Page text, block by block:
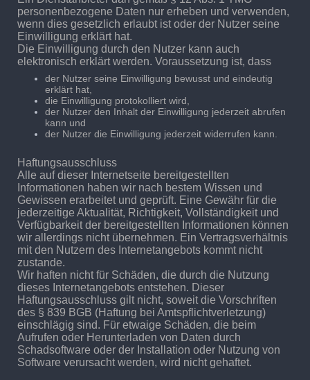
personenbezogene Daten nur erheben und verwenden,
wenn dies gesetzlich erlaubt ist oder der Nutzer seine
Einwilligung erklärt hat.
Die Einwilligung durch den Nutzer kann auch
elektronisch erklärt werden. Voraussetzung ist, dass
der Nutzer seine Einwilligung bewusst und eindeutig
erklärt hat,
die Einwilligung protokolliert wird,
der Nutzer den Inhalt der Einwilligung jederzeit abrufen
kann und
der Nutzer die Einwilligung jederzeit widerrufen kann.
Haftungsausschluss
Alle auf dieser Internetseite bereitgestellten
Informationen haben wir nach bestem Wissen und
Gewissen erarbeitet und geprüft. Eine Gewähr für die
jederzeitige Aktualität, Richtigkeit, Vollständigkeit und
Verfügbarkeit der bereitgestellten Informationen können
wir allerdings nicht übernehmen. Ein Vertragsverhältnis
mit den Nutzern des Internetangebots kommt nicht
zustande.
Wir haften nicht für Schäden, die durch die Nutzung
dieses Internetangebots entstehen. Dieser
Haftungsausschluss gilt nicht, soweit die Vorschriften
des § 839 BGB (Haftung bei Amtspflichtverletzung)
einschlägig sind. Für etwaige Schäden, die beim
Aufrufen oder Herunterladen von Daten durch
Schadsoftware oder der Installation oder Nutzung von
Software verursacht werden, wird nicht gehaftet.